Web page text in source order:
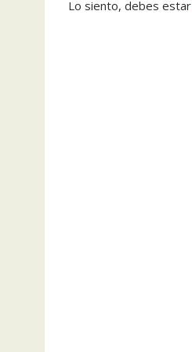
Lo siento, debes estar